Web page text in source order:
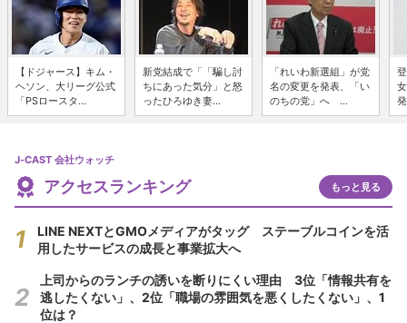
【ドジャース】キム・
ヘソン、大リーグ公式
「PSロースタ...
新党結成で「「騙し討
ちにあった気分」と怒
ったひろゆき妻...
「れいわ新選組」が党
名の変更を発表、「い
のちの党」へ ...
J-CAST 会社ウォッチ
アクセスランキング もっと見る
LINE NEXTとGMOメディアがタッグ ステーブルコインを活
用したサービスの成長と事業拡大へ
上司からのランチの誘いを断りにくい理由 3位「情報共有を
逃したくない」、2位「職場の雰囲気を悪くしたくない」、1
位は？